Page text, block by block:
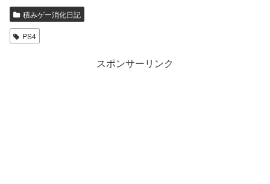
積みゲー消化日記
PS4
スポンサーリンク